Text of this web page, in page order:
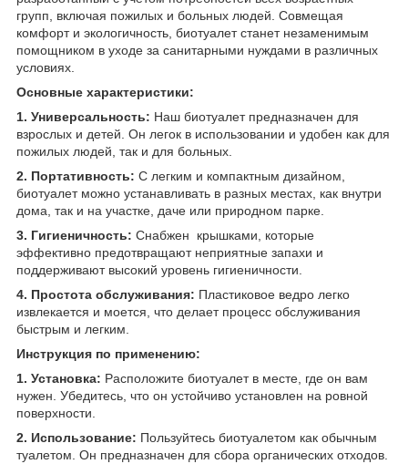
групп, включая пожилых и больных людей. Совмещая
комфорт и экологичность, биотуалет станет незаменимым
помощником в уходе за санитарными нуждами в различных
условиях.
Основные характеристики:
1. Универсальность: Наш биотуалет предназначен для
взрослых и детей. Он легок в использовании и удобен как для
пожилых людей, так и для больных.
2. Портативность: С легким и компактным дизайном,
биотуалет можно устанавливать в разных местах, как внутри
дома, так и на участке, даче или природном парке.
3. Гигиеничность: Снабжен крышками, которые
эффективно предотвращают неприятные запахи и
поддерживают высокий уровень гигиеничности.
4. Простота обслуживания: Пластиковое ведро легко
извлекается и моется, что делает процесс обслуживания
быстрым и легким.
Инструкция по применению:
1. Установка: Расположите биотуалет в месте, где он вам
нужен. Убедитесь, что он устойчиво установлен на ровной
поверхности.
2. Использование: Пользуйтесь биотуалетом как обычным
туалетом. Он предназначен для сбора органических отходов.